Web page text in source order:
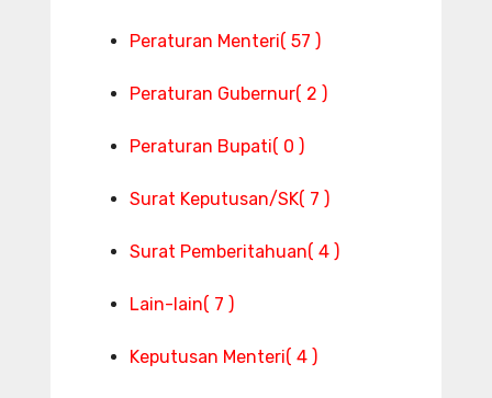
Peraturan Menteri( 57 )
Peraturan Gubernur( 2 )
Peraturan Bupati( 0 )
Surat Keputusan/SK( 7 )
Surat Pemberitahuan( 4 )
Lain-lain( 7 )
Keputusan Menteri( 4 )